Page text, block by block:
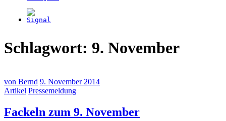
Schlagwort: 9. November
von Bernd 9. November 2014
Artikel Pressemeldung
Fackeln zum 9. November(9.